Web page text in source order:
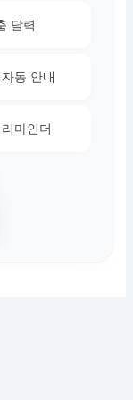
달력
동 안내
마인더